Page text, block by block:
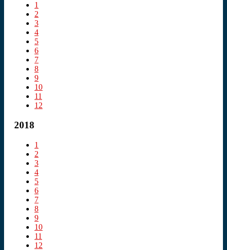
1
2
3
4
5
6
7
8
9
10
11
12
2018
1
2
3
4
5
6
7
8
9
10
11
12